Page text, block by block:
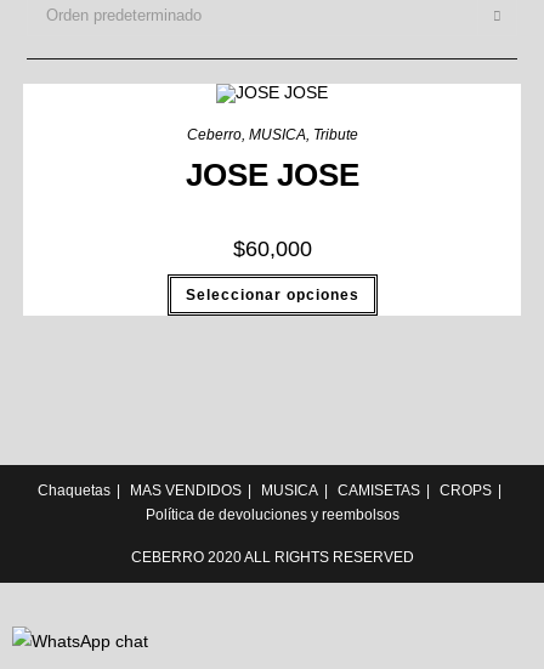
Orden predeterminado
Ceberro, MUSICA, Tribute
JOSE JOSE
$60,000
Seleccionar opciones
Chaquetas MAS VENDIDOS MUSICA CAMISETAS
CROPS
Política de devoluciones y reembolsos
CEBERRO 2020 ALL RIGHTS RESERVED